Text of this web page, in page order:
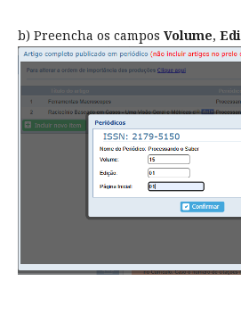
b) Preencha os campos Volume,